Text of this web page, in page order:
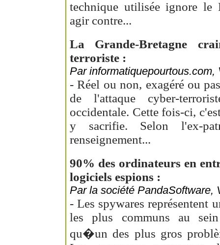
technique utilisée ignore le
agir contre...
La Grande-Bretagne
terroriste :
Par informatiquepourtous.com,
- Réel ou non, exagéré ou
de l'attaque cyber-
occidentale. Cette fois-ci,
y sacrifie. Selon l'ex-
renseignement...
90% des ordinateurs en
logiciels espions :
Par la société PandaSoftware,
- Les spywares représentent
les plus communs au
qu�un des plus gros